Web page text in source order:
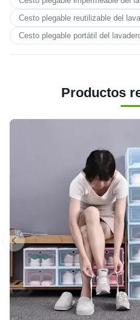
Cesto plegable reutilizable del
Cesto plegable portátil del
Productos